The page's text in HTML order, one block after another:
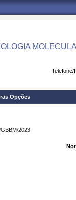
Telefone/
Opções
2023